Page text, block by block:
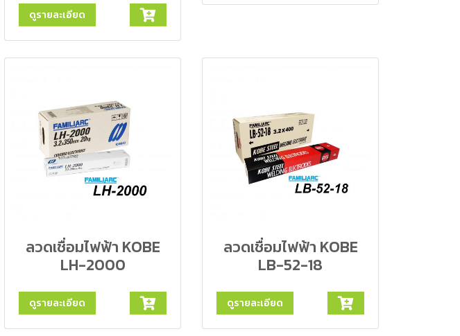
ดูรายละเอียด
ลวดเชื่อมไฟฟ้า KOBE
LH-2000
ดูรายละเอียด
ลวดเชื่อมไฟฟ้า KOBE
LB-52-18
ดูรายละเอียด